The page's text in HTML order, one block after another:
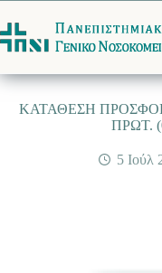
στο
περιεχόμενο
ΚΑΤΑΘΕΣΗ
ΠΡΩΤ.
5 Ιούλ